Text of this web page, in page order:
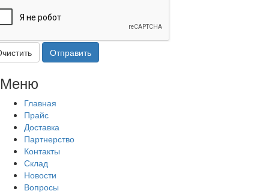
Отправить
Меню
Главная
Прайс
Доставка
Партнерство
Контакты
Склад
Новости
Вопросы